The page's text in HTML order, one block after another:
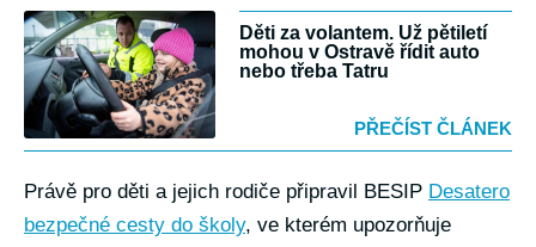
Děti za volantem. Už pětiletí
mohou v Ostravě řídit auto
nebo třeba Tatru
PŘEČÍST ČLÁNEK
Právě pro děti a jejich rodiče připravil BESIP Desatero
bezpečné cesty do školy, ve kterém upozorňuje